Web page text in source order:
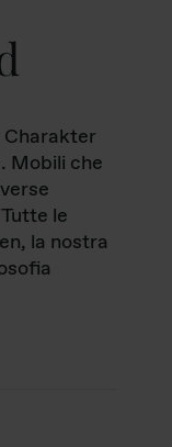
Charakter
Mobili che
le
la nostra